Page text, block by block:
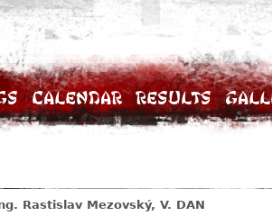
Calendar Results
Rastislav Mezovský, V. DAN